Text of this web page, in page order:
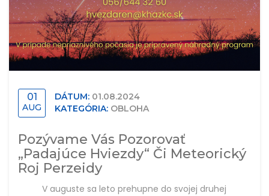
01
AUG
DÁTUM: 01.08.2024
KATEGÓRIA: OBLOHA
Pozývame Vás Pozorovať
„Padajúce Hviezdy“ Či Meteorický
Roj Perzeidy
V auguste sa leto prehupne do svojej druhej